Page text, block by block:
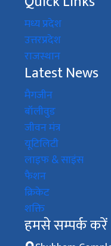
मध्य प्रदेश
उत्तरप्रदेश
राजस्थान
Latest News
मैगजीन
बॉलीवुड
जीवन मंत्र
यूटिलिटी
लाइफ & साइंस
फैशन
क्रिकेट
शक्ति
हमसे सम्पर्क करें